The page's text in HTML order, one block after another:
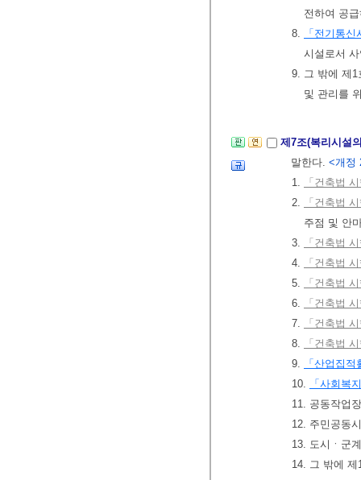
전하여 공
8.
「전기통
시설로서
9. 그 밖에 제1
및 관리를
제7조(복리시설
말한다. <개정
1.
「건축법
2.
「건축법
주점 및 안
3.
「건축법
4.
「건축법
5.
「건축법
6.
「건축법
7.
「건축법
8.
「건축법
9.
「산업집
10.
「사회복
11. 공동작업장
12. 주민공동
13. 도시ㆍ군
14. 그 밖에